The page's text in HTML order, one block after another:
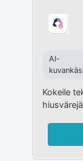
AI-
Kokeile
hiusvärejä